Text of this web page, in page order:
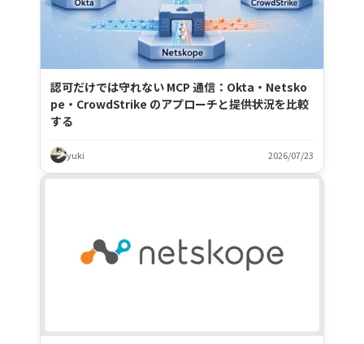
認可だけでは守れない MCP 通信：Okta・Netsko
pe・CrowdStrike のアプローチと提供状況を比較
する
yuki 2026/07/23